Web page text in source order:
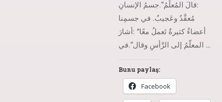
:قالَ المُعلِّمُ“.جسمُ الإنسانِ
مُعقَّدٌ وعَجيبٌ. في جسمِنا
أعضاءٌ كثيرةٌ تَعملُ معًا” :أشارَ
المعلّمُ إلى الرَّأسِ وقال“.في …
Bunu paylaş:
Facebook